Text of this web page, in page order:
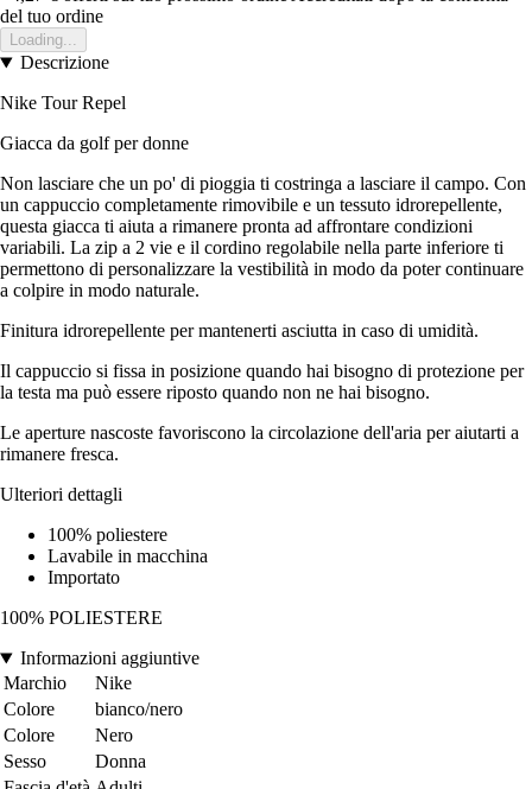
del tuo ordine
Loading...
Descrizione
Nike Tour Repel
Giacca da golf per donne
Non lasciare che un po' di pioggia ti costringa a lasciare il campo. Con
un cappuccio completamente rimovibile e un tessuto idrorepellente,
questa giacca ti aiuta a rimanere pronta ad affrontare condizioni
variabili. La zip a 2 vie e il cordino regolabile nella parte inferiore ti
permettono di personalizzare la vestibilità in modo da poter continuare
a colpire in modo naturale.
Finitura idrorepellente per mantenerti asciutta in caso di umidità.
Il cappuccio si fissa in posizione quando hai bisogno di protezione per
la testa ma può essere riposto quando non ne hai bisogno.
Le aperture nascoste favoriscono la circolazione dell'aria per aiutarti a
rimanere fresca.
Ulteriori dettagli
100% poliestere
Lavabile in macchina
Importato
100% POLIESTERE
Informazioni aggiuntive
Marchio
Nike
Colore
bianco/nero
Colore
Nero
Sesso
Donna